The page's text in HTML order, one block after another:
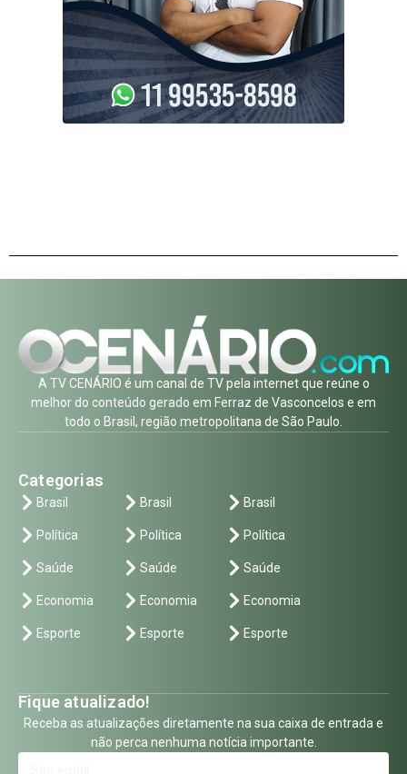
A TV CENÁRIO é um canal de TV pela internet que reúne o
melhor do conteúdo gerado em Ferraz de Vasconcelos e em
todo o Brasil, região metropolitana de São Paulo.
Categorias
Brasil
Política
Saúde
Economia
Esporte
Brasil
Política
Saúde
Economia
Esporte
Brasil
Política
Saúde
Economia
Esporte
Fique atualizado!
Receba as atualizações diretamente na sua caixa de entrada e
não perca nenhuma notícia importante.